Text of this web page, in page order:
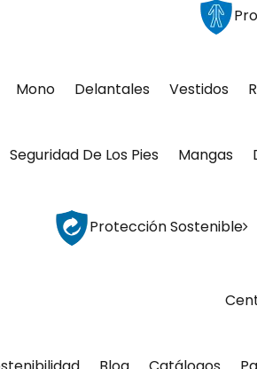
Mono Delantales Vestidos
Seguridad De Los Pies Mangas
Protección Sostenible